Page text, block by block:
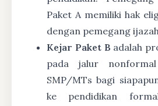
Paket A memiliki hak
dengan pemegang
Kejar Paket B adalah
pada jalur
SMP/MTs bagi
ke pendidikan